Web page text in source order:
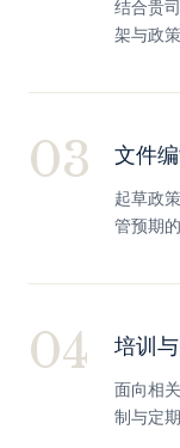
结合贵
架与政策
03 文件
起草政
管预期
04 培训
面向相
制与定